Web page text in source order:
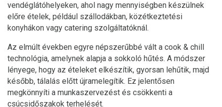
vendéglátóhelyeken, ahol nagy mennyiségben készülnek
előre ételek, például szállodákban, közétkeztetési
konyhákon vagy catering szolgáltatóknál.
Az elmúlt években egyre népszerűbbé vált a cook & chill
technológia, amelynek alapja a sokkoló hűtés. A módszer
lényege, hogy az ételeket elkészítik, gyorsan lehűtik, majd
később, tálalás előtt újramelegítik. Ez jelentősen
megkönnyíti a munkaszervezést és csökkenti a
csúcsidőszakok terhelését.